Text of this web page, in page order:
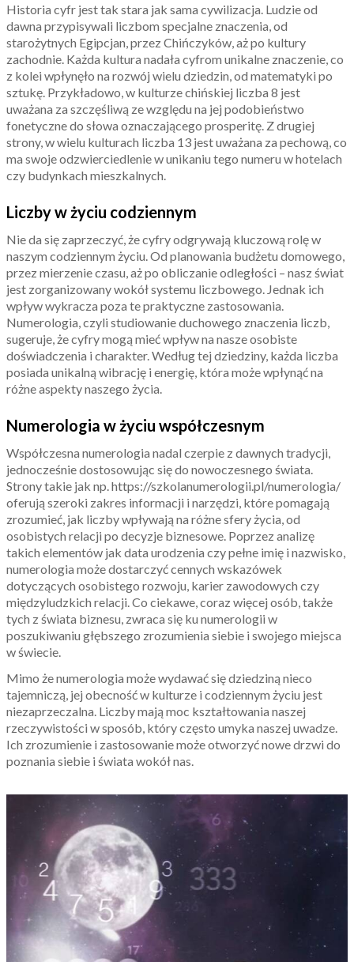
Historia cyfr jest tak stara jak sama cywilizacja. Ludzie od
dawna przypisywali liczbom specjalne znaczenia, od
starożytnych Egipcjan, przez Chińczyków, aż po kultury
zachodnie. Każda kultura nadała cyfrom unikalne znaczenie, co
z kolei wpłynęło na rozwój wielu dziedzin, od matematyki po
sztukę. Przykładowo, w kulturze chińskiej liczba 8 jest
uważana za szczęśliwą ze względu na jej podobieństwo
fonetyczne do słowa oznaczającego prosperitę. Z drugiej
strony, w wielu kulturach liczba 13 jest uważana za pechową, co
ma swoje odzwierciedlenie w unikaniu tego numeru w hotelach
czy budynkach mieszkalnych.
Liczby w życiu codziennym
Nie da się zaprzeczyć, że cyfry odgrywają kluczową rolę w
naszym codziennym życiu. Od planowania budżetu domowego,
przez mierzenie czasu, aż po obliczanie odległości – nasz świat
jest zorganizowany wokół systemu liczbowego. Jednak ich
wpływ wykracza poza te praktyczne zastosowania.
Numerologia, czyli studiowanie duchowego znaczenia liczb,
sugeruje, że cyfry mogą mieć wpływ na nasze osobiste
doświadczenia i charakter. Według tej dziedziny, każda liczba
posiada unikalną wibrację i energię, która może wpłynąć na
różne aspekty naszego życia.
Numerologia w życiu współczesnym
Współczesna numerologia nadal czerpie z dawnych tradycji,
jednocześnie dostosowując się do nowoczesnego świata.
Strony takie jak np. https://szkolanumerologii.pl/numerologia/
oferują szeroki zakres informacji i narzędzi, które pomagają
zrozumieć, jak liczby wpływają na różne sfery życia, od
osobistych relacji po decyzje biznesowe. Poprzez analizę
takich elementów jak data urodzenia czy pełne imię i nazwisko,
numerologia może dostarczyć cennych wskazówek
dotyczących osobistego rozwoju, karier zawodowych czy
międzyludzkich relacji. Co ciekawe, coraz więcej osób, także
tych z świata biznesu, zwraca się ku numerologii w
poszukiwaniu głębszego zrozumienia siebie i swojego miejsca
w świecie.
Mimo że numerologia może wydawać się dziedziną nieco
tajemniczą, jej obecność w kulturze i codziennym życiu jest
niezaprzeczalna. Liczby mają moc kształtowania naszej
rzeczywistości w sposób, który często umyka naszej uwadze.
Ich zrozumienie i zastosowanie może otworzyć nowe drzwi do
poznania siebie i świata wokół nas.